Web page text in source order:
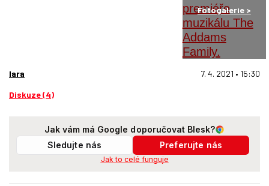
Fotogalerie >
lara 7. 4. 2021 • 15:30
Diskuze (4)
Jak vám má Google doporučovat Blesk?
Sledujte nás
Preferujte nás
Jak to celé funguje